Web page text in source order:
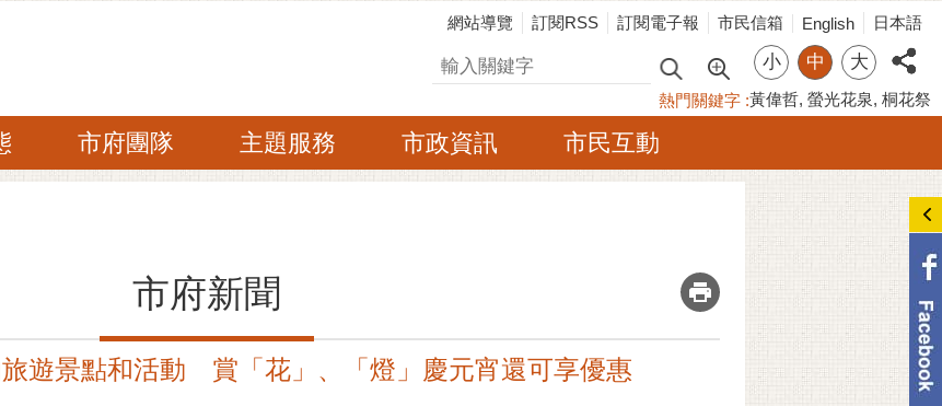
網站導覽 訂閱RSS 訂閱電子報 市民信箱 English 日本語
搜尋 小 中 大
熱門關鍵字 黃偉哲 螢光花泉 桐花祭
市府團隊 主題服務 市政資訊 市民互動
市府新聞 _
遊景點和活動 賞「花」、「燈」慶元宵還可享優惠